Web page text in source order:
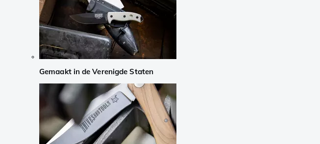
Gemaakt in de Verenigde Staten